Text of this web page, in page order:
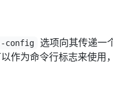
config
选项向其传递一
作为命令行标志来使用